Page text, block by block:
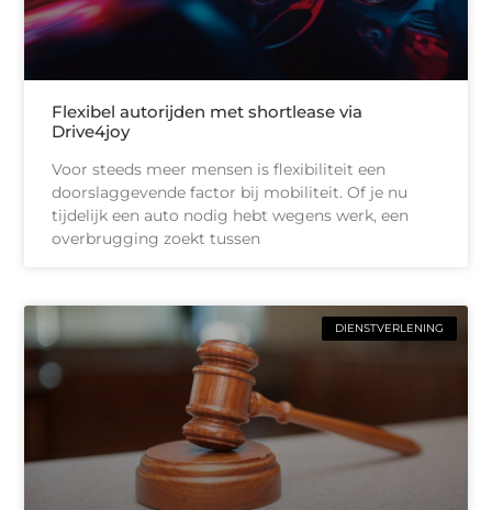
Flexibel autorijden met shortlease via
Drive4joy
Voor steeds meer mensen is flexibiliteit een
doorslaggevende factor bij mobiliteit. Of je nu
tijdelijk een auto nodig hebt wegens werk, een
overbrugging zoekt tussen
DIENSTVERLENING